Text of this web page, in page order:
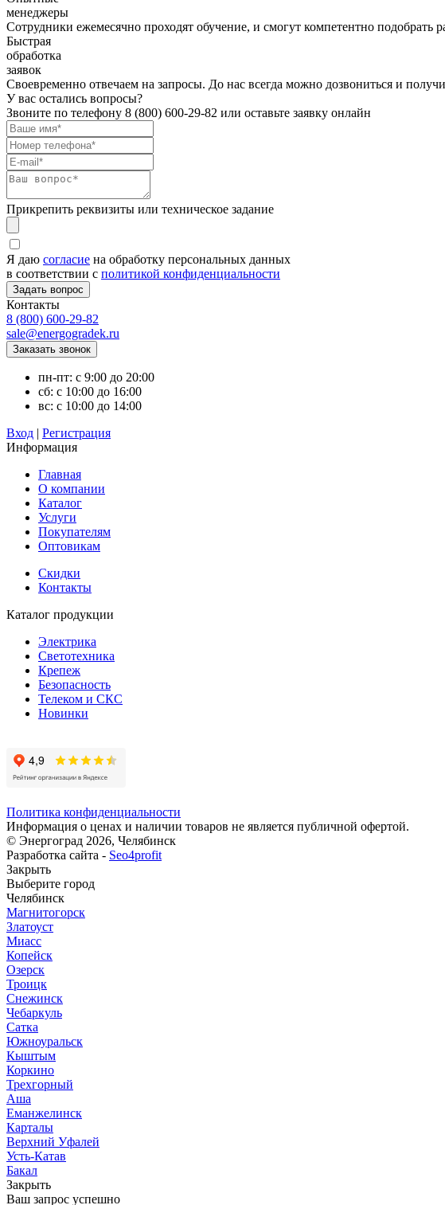
менеджеры
Сотрудники ежемесячно проходят обучение, и смогут компетентно подобрать
Быстрая
обработка
заявок
Своевременно отвечаем на запросы. До нас всегда можно дозвониться и
У вас остались вопросы?
Звоните по телефону 8 (800) 600-29-82 или оставьте заявку онлайн
Прикрепить реквизиты или техническое задание
Я даю согласие на обработку персональных данных
в соответствии с политикой конфиденциальности
Контакты
8 (800) 600-29-82
sale@energogradek.ru
пн-пт: с 9:00 до 20:00
сб: с 10:00 до 16:00
вс: с 10:00 до 14:00
Вход | Регистрация
Информация
Главная
О компании
Каталог
Услуги
Покупателям
Оптовикам
Скидки
Контакты
Каталог продукции
Электрика
Светотехника
Крепеж
Безопасность
Телеком и СКС
Новинки
Политика конфиденциальности
Информация о ценах и наличии товаров не является публичной офертой.
© Энергоград 2026, Челябинск
Разработка сайта - Seo4profit
Закрыть
Выберите город
Челябинск
Магнитогорск
Златоуст
Миасс
Копейск
Озерск
Троицк
Снежинск
Чебаркуль
Сатка
Южноуральск
Кыштым
Коркино
Трехгорный
Аша
Еманжелинск
Карталы
Верхний Уфалей
Усть-Катав
Бакал
Закрыть
Ваш запрос успешно